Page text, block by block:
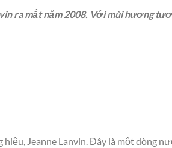
ra mắt năm 2008. Với mùi hương
Jeanne Lanvin. Đây là một dòng